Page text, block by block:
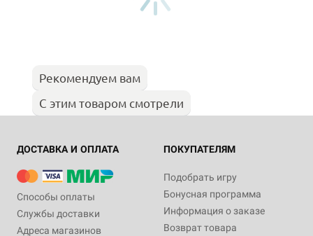
Рекомендуем вам
С этим товаром смотрели
ДОСТАВКА И ОПЛАТА
Способы оплаты
Службы доставки
Адреса магазинов
ПОКУПАТЕЛЯМ
Подобрать игру
Бонусная программа
Информация о заказе
Возврат товара